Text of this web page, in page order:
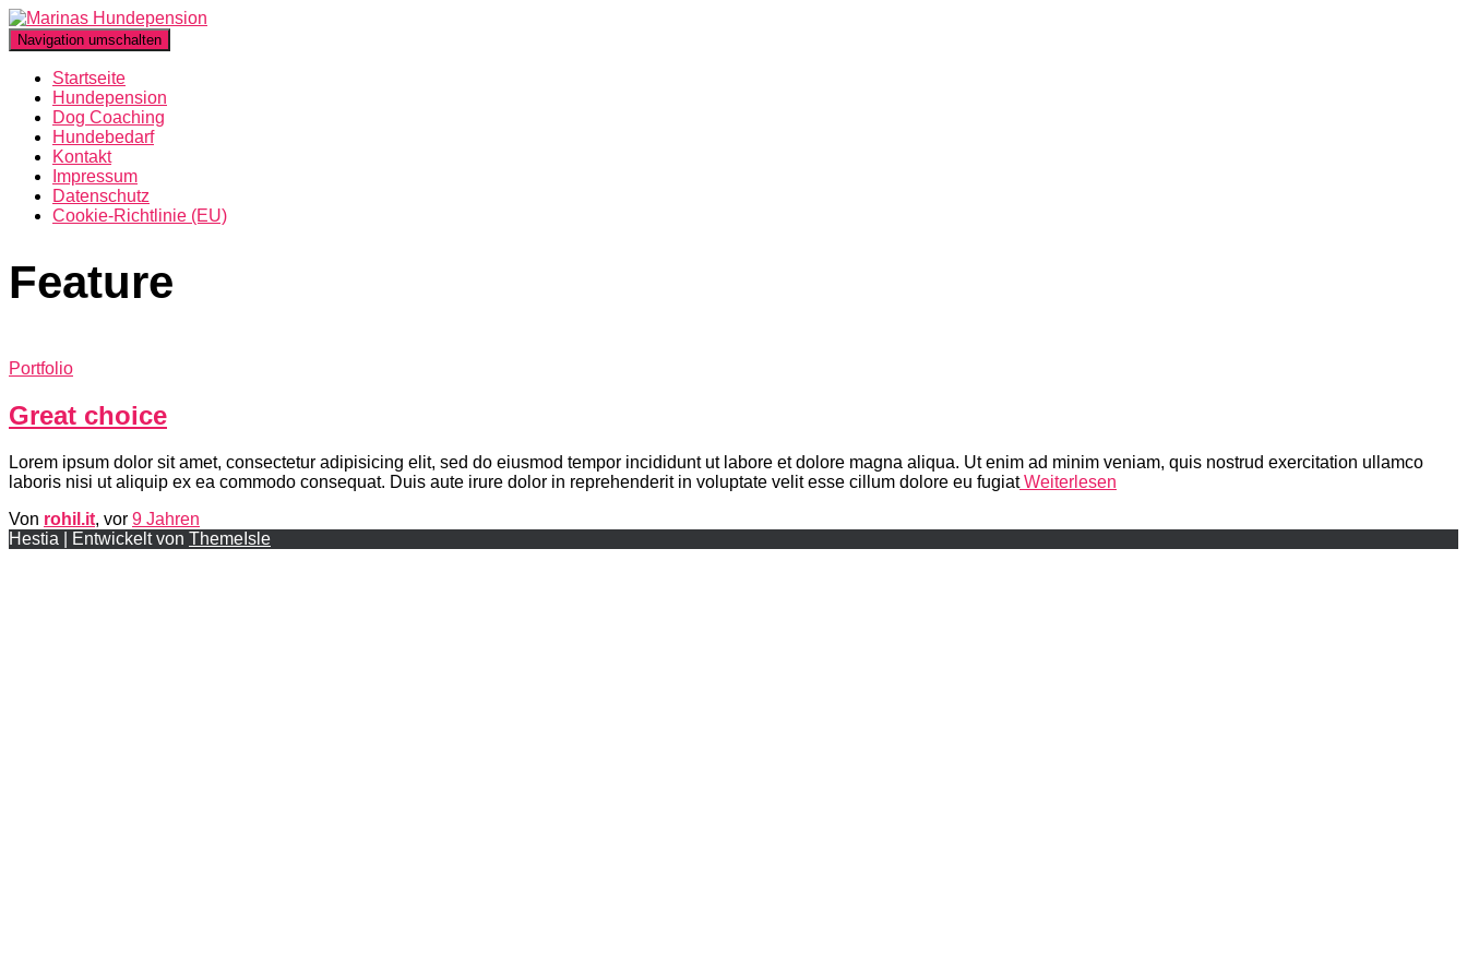
Navigation umschalten
Startseite
Hundepension
Dog Coaching
Hundebedarf
Kontakt
Impressum
Datenschutz
Cookie-Richtlinie (EU)
Feature
Portfolio
Great choice
Lorem ipsum dolor sit amet, consectetur adipisicing elit, sed do eiusmod tempor incididunt ut labore et dolore magna aliqua. Ut enim ad minim veniam, quis nostrud exercitation ullamco
laboris nisi ut aliquip ex ea commodo consequat. Duis aute irure dolor in reprehenderit in voluptate velit esse cillum dolore eu fugiatWeiterlesen
Von rohil.it, vor 9 Jahren
Hestia | Entwickelt von ThemeIsle